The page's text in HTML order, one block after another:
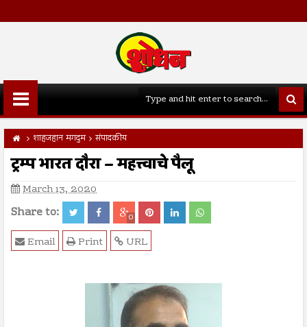
शाहजहान मगदुम संपादकीय
ट्रम्प भारत दौरा – महत्त्वाचे पैलू
March 13, 2020
Share to: 0
URL
Print
Email